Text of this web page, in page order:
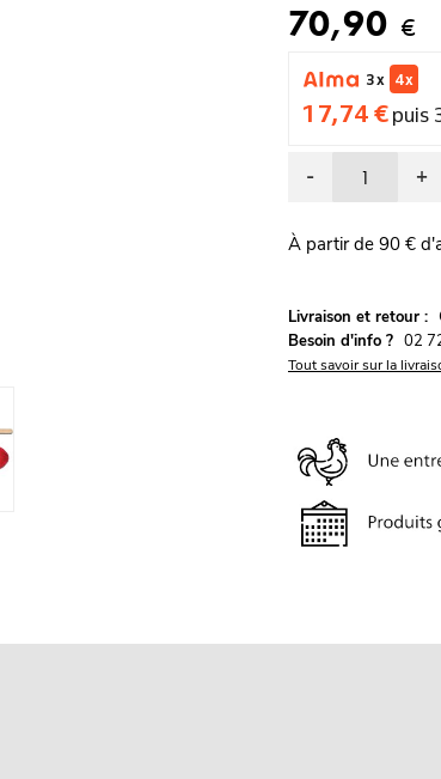
70,90 €
3 x 4 x
17,74 €puis
- +
À partir de 90 €
Livraison et retour :
Besoin d'info ? 02
Tout savoir sur la